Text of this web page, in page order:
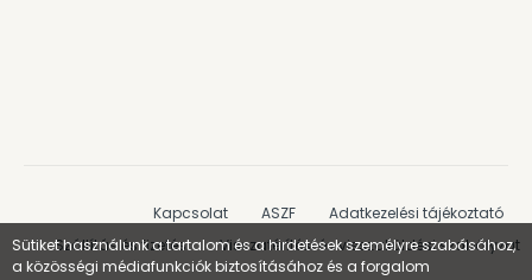
Kapcsolat ASZF
Adatkezelési tájékoztató
Szállítás és fizetés
Visszatérítési és visszaküldési szabályzat
Sütiket használunk a tartalom és a hirdetések személyre szabásához,
a közösségi médiafunkciók biztosításához és a forgalom